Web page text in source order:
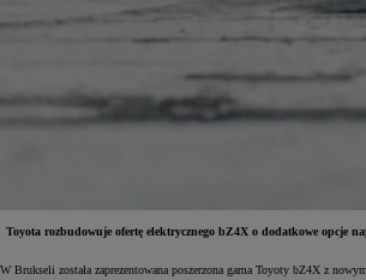
Toyota rozbudowuje ofertę elektrycznego bZ4X o dodatkowe opcje
W Brukseli została zaprezentowana poszerzona gama Toyoty bZ4X z